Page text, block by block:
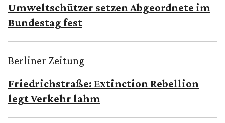
Umweltschützer setzen Abgeordnete im
Bundestag fest
Berliner Zeitung
Friedrichstraße: Extinction Rebellion
legt Verkehr lahm